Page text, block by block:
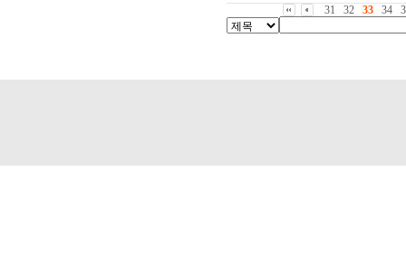
31
32 33 34